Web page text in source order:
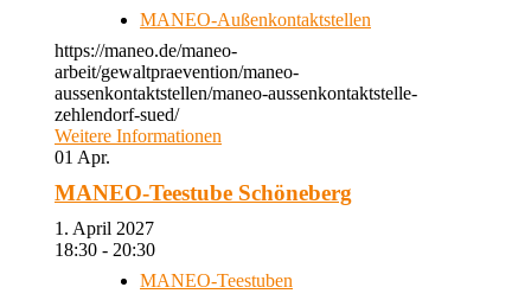
MANEO-Außenkontaktstellen
https://maneo.de/maneo-
arbeit/gewaltpraevention/maneo-
aussenkontaktstellen/maneo-aussenkontaktstelle-
zehlendorf-sued/
Weitere Informationen
01 Apr.
MANEO-Teestube Schöneberg
1. April 2027
18:30 - 20:30
MANEO-Teestuben